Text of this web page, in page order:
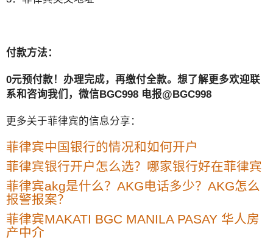
付款方法：
0元预付款！办理完成，再缴付全款。想了解更多欢迎联
系和咨询我们，微信BGC998 电报@BGC998
更多关于菲律宾的信息分享：
菲律宾中国银行的情况和如何开户
菲律宾银行开户怎么选？哪家银行好在菲律宾
菲律宾akg是什么？AKG电话多少？AKG怎么
报警报案？
菲律宾MAKATI BGC MANILA PASAY 华人房
产中介